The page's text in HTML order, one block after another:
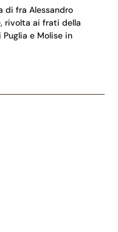
di fra Alessandro
rivolta ai frati della
e Molise in